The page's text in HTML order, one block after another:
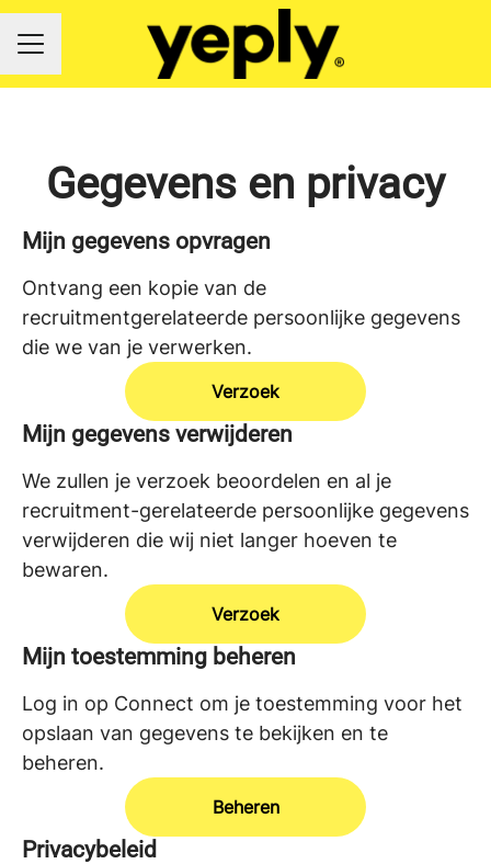
CARRIÈREMENU
Gegevens en privacy
Mijn gegevens opvragen
Ontvang een kopie van de
recruitmentgerelateerde persoonlijke gegevens
die we van je verwerken.
Verzoek
Mijn gegevens verwijderen
We zullen je verzoek beoordelen en al je
recruitment-gerelateerde persoonlijke gegevens
verwijderen die wij niet langer hoeven te
bewaren.
Verzoek
Mijn toestemming beheren
Log in op Connect om je toestemming voor het
opslaan van gegevens te bekijken en te
beheren.
Beheren
Privacybeleid